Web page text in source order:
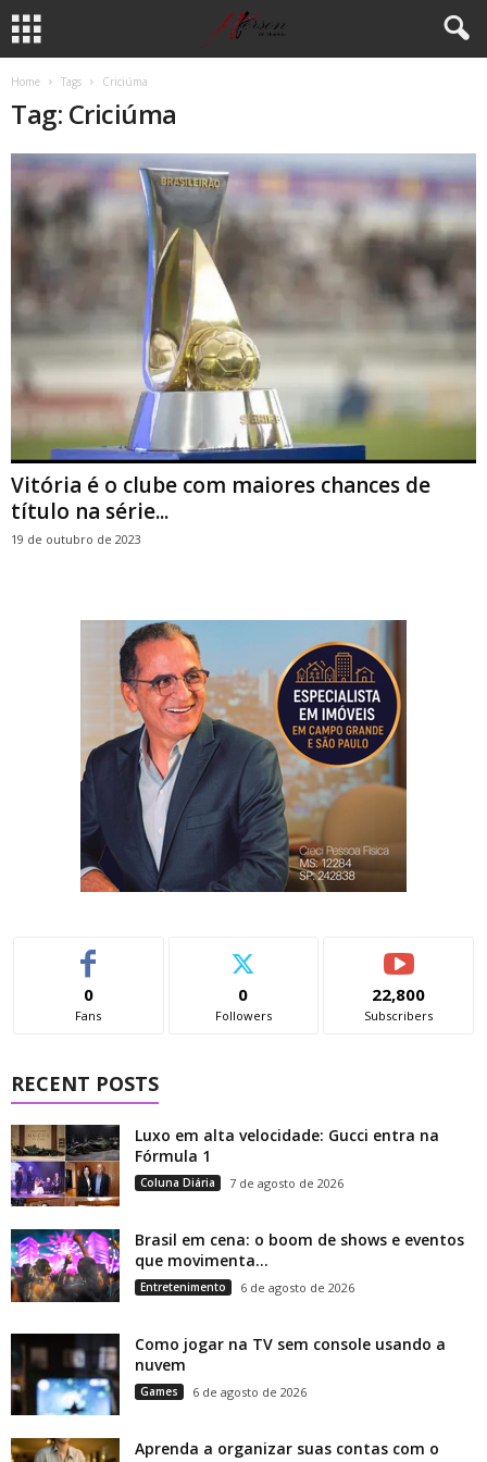
Home Tags Criciúma
Tag: Criciúma
Vitória é o clube com maiores chances de
título na série...
19 de outubro de 2023
0
Fans
0
Followers
22,800
Subscribers
RECENT POSTS
Luxo em alta velocidade: Gucci entra na
Fórmula 1
Coluna Diária 7 de agosto de 2026
Brasil em cena: o boom de shows e eventos
que movimenta...
Entretenimento 6 de agosto de 2026
Como jogar na TV sem console usando a
nuvem
Games 6 de agosto de 2026
Aprenda a organizar suas contas com o